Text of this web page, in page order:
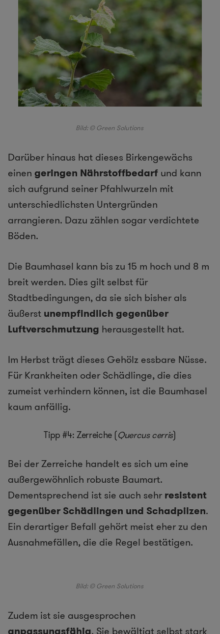
Bild: © Green Solutions
Darüber hinaus hat dieses Birkengewächs
einen geringen Nährstoffbedarf und kann
sich aufgrund seiner Pfahlwurzeln mit
unterschiedlichsten Untergründen
arrangieren. Dazu zählen sogar verdichtete
Böden.
Die Baumhasel kann bis zu 15 m hoch und 8 m
breit werden. Dies gilt selbst für
Stadtbedingungen, da sie sich bisher als
äußerst unempfindlich gegenüber
Luftverschmutzung herausgestellt hat.
Im Herbst trägt dieses Gehölz essbare Nüsse.
Für Krankheiten oder Schädlinge, die dies
zumeist verhindern können, ist die Baumhasel
kaum anfällig.
Tipp #4: Zerreiche (Quercus cerris)
Bei der Zerreiche handelt es sich um eine
außergewöhnlich robuste Baumart.
Dementsprechend ist sie auch sehr resistent
gegenüber Schädlingen und Schadpilzen.
Ein derartiger Befall gehört meist eher zu den
Ausnahmefällen, die die Regel bestätigen.
Bild: © Green Solutions
Zudem ist sie ausgesprochen
anpassungsfähig. Sie bewältigt selbst stark